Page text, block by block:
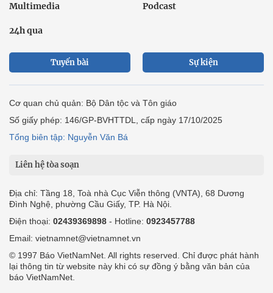
Multimedia Podcast
24h qua
Tuyến bài Sự kiện
Cơ quan chủ quản: Bộ Dân tộc và Tôn giáo
Số giấy phép: 146/GP-BVHTTDL, cấp ngày 17/10/2025
Tổng biên tập: Nguyễn Văn Bá
Liên hệ tòa soạn
Địa chỉ: Tầng 18, Toà nhà Cục Viễn thông (VNTA), 68 Dương
Đình Nghệ, phường Cầu Giấy, TP. Hà Nội.
Điện thoại: 02439369898 - Hotline: 0923457788
Email: vietnamnet@vietnamnet.vn
© 1997 Báo VietNamNet. All rights reserved. Chỉ được phát hành
lại thông tin từ website này khi có sự đồng ý bằng văn bản của
báo VietNamNet.